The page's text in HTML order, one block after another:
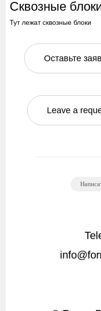
Сквозные
Тут лежат сквозные блоки
Оставьте
Leave a